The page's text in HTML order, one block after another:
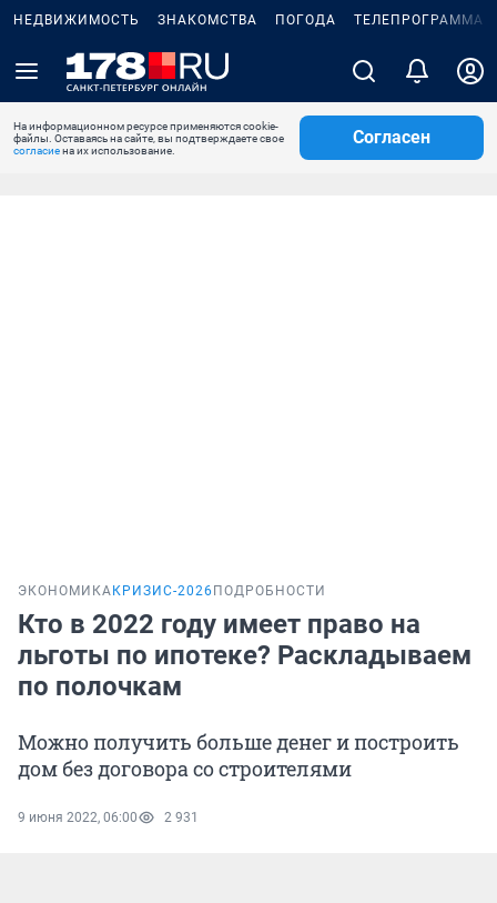
НЕДВИЖИМОСТЬ ЗНАКОМСТВА ПОГОДА ТЕЛЕПРОГРАММА
На информационном ресурсе применяются cookie-
файлы. Оставаясь на сайте, вы подтверждаете свое
согласиена их использование.
Согласен
ЭКОНОМИКА КРИЗИС-2026 ПОДРОБНОСТИ
Кто в 2022 году имеет право на
льготы по ипотеке? Раскладываем
по полочкам
Можно получить больше денег и построить
дом без договора со строителями
9 июня 2022, 06:00 2 931